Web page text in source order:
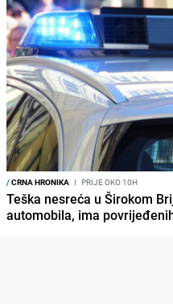
/CRNA HRONIKA I PRIJE OKO 10H
Teška nesreća u Širokom
automobila, ima